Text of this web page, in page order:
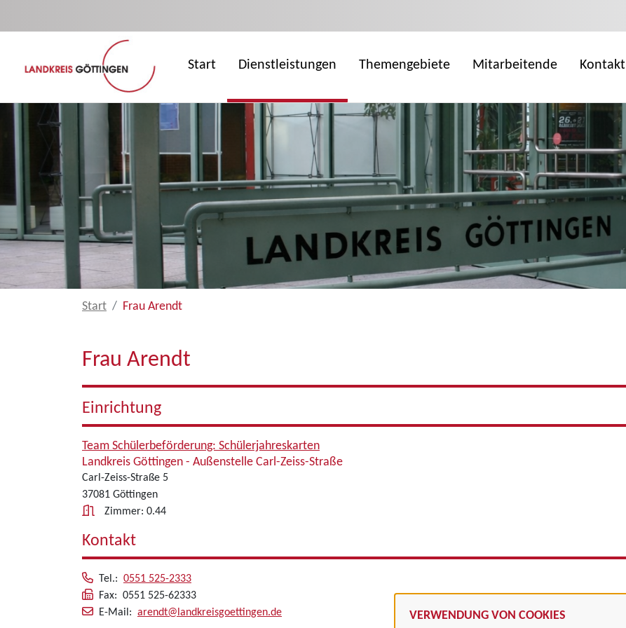
VERWENDUNG VON COOKIES
Start Dienstleistungen Themengebiete Mitarbeitende Kontakt
Start Frau Arendt
Frau Arendt
Einrichtung
Team Schülerbeförderung: Schülerjahreskarten
Landkreis Göttingen - Außenstelle Carl-Zeiss-Straße
Carl-Zeiss-Straße 5
37081 Göttingen
Zimmer: 0.44
Kontakt
Tel.: 0551 525-2333
Fax: 0551 525-62333
E-Mail: arendt@landkreisgoettingen.de